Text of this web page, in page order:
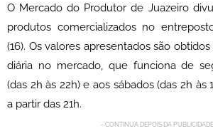
O Mercado do Produtor de Juazeiro
produtos comercializados no
(16). Os valores apresentados são
diária no mercado, que funciona de
(das 2h às 22h) e aos sábados (das 2h às
a partir das 21h.
- CONTINUA DEPOIS DA